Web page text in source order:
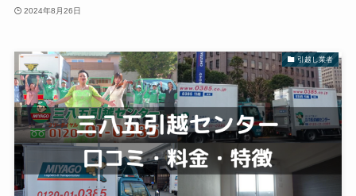
2024年8月26日
引越し業者